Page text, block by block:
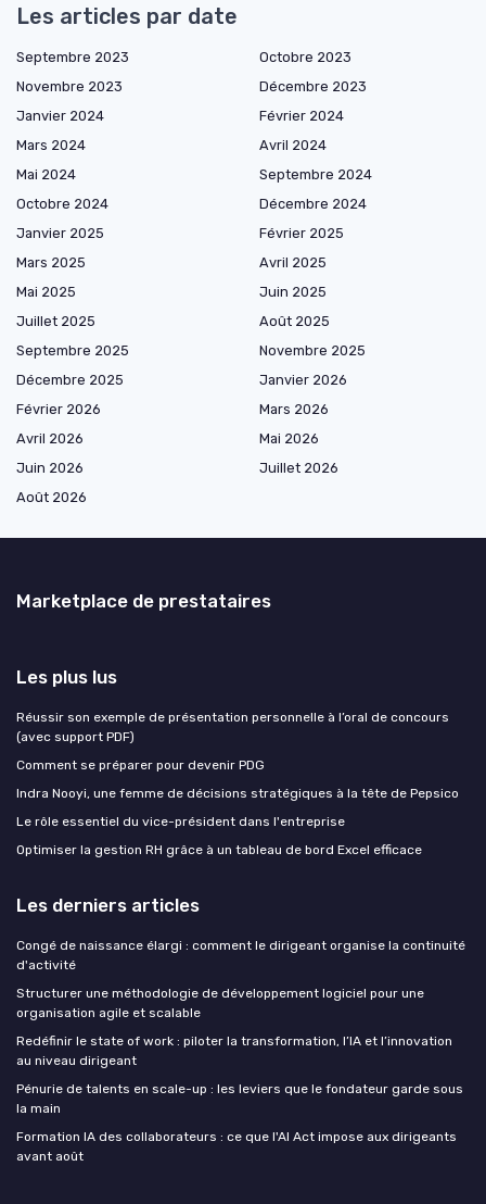
Les articles par date
Septembre 2023
Octobre 2023
Novembre 2023
Décembre 2023
Janvier 2024
Février 2024
Mars 2024
Avril 2024
Mai 2024
Septembre 2024
Octobre 2024
Décembre 2024
Janvier 2025
Février 2025
Mars 2025
Avril 2025
Mai 2025
Juin 2025
Juillet 2025
Août 2025
Septembre 2025
Novembre 2025
Décembre 2025
Janvier 2026
Février 2026
Mars 2026
Avril 2026
Mai 2026
Juin 2026
Juillet 2026
Août 2026
Marketplace de prestataires
Les plus lus
Réussir son exemple de présentation personnelle à l’oral de concours
(avec support PDF)
Comment se préparer pour devenir PDG
Indra Nooyi, une femme de décisions stratégiques à la tête de Pepsico
Le rôle essentiel du vice-président dans l'entreprise
Optimiser la gestion RH grâce à un tableau de bord Excel efficace
Les derniers articles
Congé de naissance élargi : comment le dirigeant organise la continuité
d'activité
Structurer une méthodologie de développement logiciel pour une
organisation agile et scalable
Redéfinir le state of work : piloter la transformation, l’IA et l’innovation
au niveau dirigeant
Pénurie de talents en scale-up : les leviers que le fondateur garde sous
la main
Formation IA des collaborateurs : ce que l'AI Act impose aux dirigeants
avant août